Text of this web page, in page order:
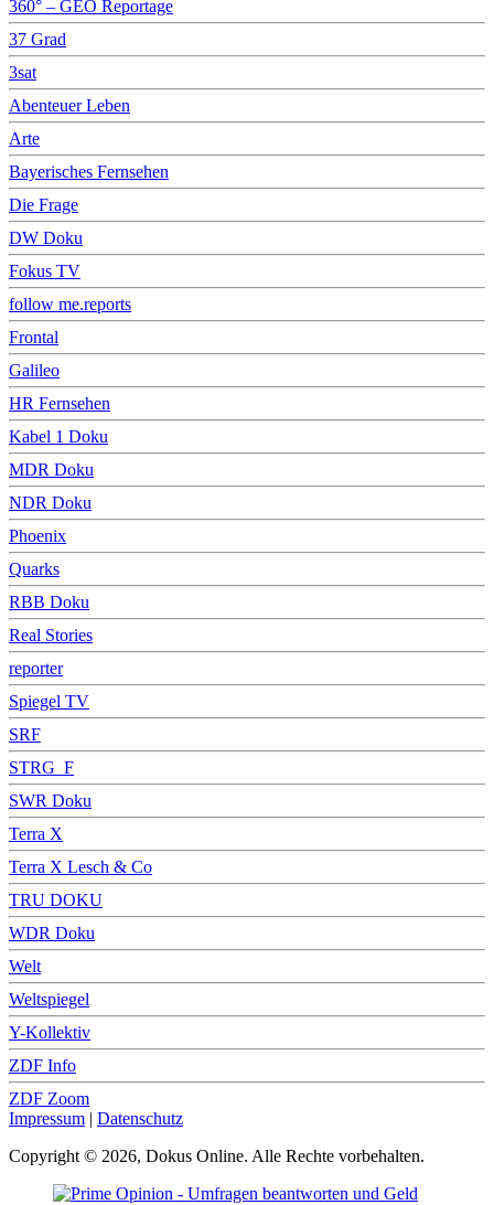
360° – GEO Reportage
37 Grad
3sat
Abenteuer Leben
Arte
Bayerisches Fernsehen
Die Frage
DW Doku
Fokus TV
follow me.reports
Frontal
Galileo
HR Fernsehen
Kabel 1 Doku
MDR Doku
NDR Doku
Phoenix
Quarks
RBB Doku
Real Stories
reporter
Spiegel TV
SRF
STRG_F
SWR Doku
Terra X
Terra X Lesch & Co
TRU DOKU
WDR Doku
Welt
Weltspiegel
Y-Kollektiv
ZDF Info
ZDF Zoom
Impressum | Datenschutz
Copyright © 2026, Dokus Online. Alle Rechte vorbehalten.